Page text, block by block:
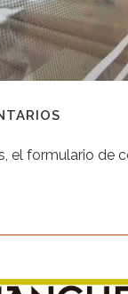
el formulario de